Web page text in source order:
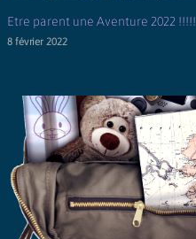
Etre parent une Aventure 2022 !!!!!
8 février 2022